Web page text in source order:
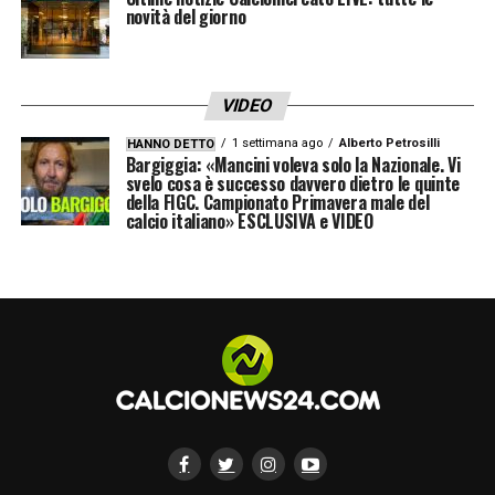
novità del giorno
VIDEO
HANNO DETTO 1 settimana ago Alberto Petrosilli
Bargiggia: «Mancini voleva solo la Nazionale. Vi
svelo cosa è successo davvero dietro le quinte
della FIGC. Campionato Primavera male del
calcio italiano» ESCLUSIVA e VIDEO